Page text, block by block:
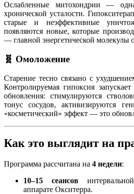
Ослабленные митохондрии —
хронической усталости.
старые и неэффективные
появляются новые, которые
— главной энергетической молекулы
🧬 Омоложение
Старение тесно связано с
Контролируемая гипоксия
обновления: стимулируются
тонус сосудов, активизируются
«косметический» эффект — это
Как это выглядит на
Программа рассчитана на 4 недели:
10–15 сеансов
аппарате Окситерра.